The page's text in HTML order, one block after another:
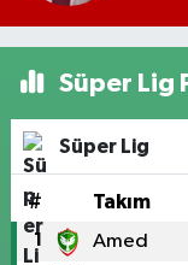
Süper Lig
Süper Lig
# Takım
1 Amed